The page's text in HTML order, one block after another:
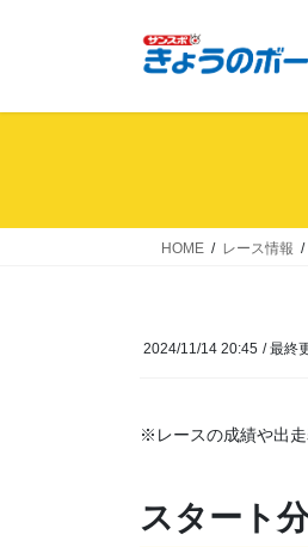
HOME レース情報
2024/11/14 20:45 / 最終
※レースの成績や出走
スタート